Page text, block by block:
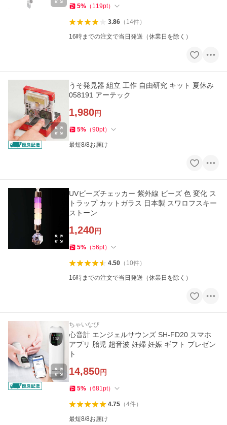
5% （ 119pt）
3.86（ 14件）
16時までの注文で当日発送（休業日を除く）
うそ発見器 組立 工作 自由研究 キット 夏休み
058191 アーテック
1,980円
5% （90pt）
最短8/8お届け
UVビーズチェッカー 紫外線 ビーズ 色 変化 ス
トラップ カットガラス 日本製 スワロフスキー
ストーン
1,240円
5% （56pt）
4.50（ 10件）
16時までの注文で当日発送（休業日を除く）
ちゃいなび
心音計 エンジェルサウンズ SH-FD20 スマホ
アプリ 胎児 超音波 妊婦 妊娠 ギフト プレゼン
ト
14,850円
5% （681pt）
4.75（4件）
最短8/8お届け